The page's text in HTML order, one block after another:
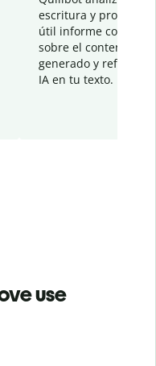
escritura y
útil informe con
sobre el contenido
generado y refinado
IA en tu texto.
use